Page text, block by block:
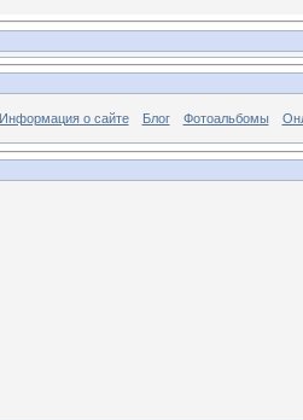
Информация о сайте Блог Фотоальбомы